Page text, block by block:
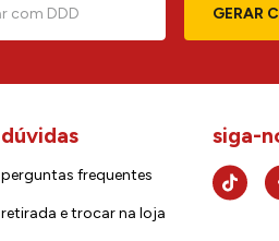
GERAR
dúvidas
perguntas frequentes
retirada e trocar na loja
siga-